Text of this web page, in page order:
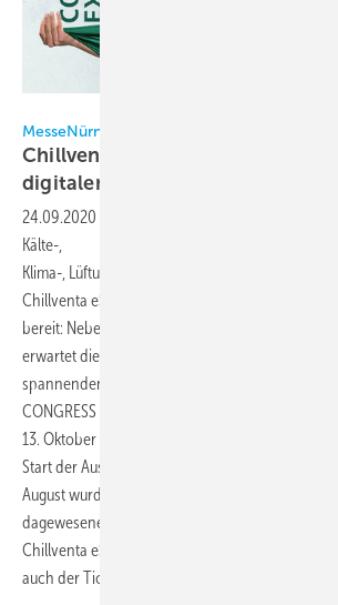
MesseNürnberg
Chillventa eSpecial: Willkommen
digitalen
24.09.2020
Kälte-,
Klima-, Lüftungs- und Wärmepumpen Community
Chillventa eSpecial. Das virtuelle Event hält
bereit: Neben den Firmenprofilen und
erwartet die Teilnehmer ein hochkarätiges
spannenden aktuellen Branchenthemen. Auch
CONGRESS am
13. Oktober findet in diesem Jahr virtuell statt.
Start der Ausstelleranmeldung für das Chillventa
August wurde klar: Der Bedarf der Branche, sich
dagewesenen Zeiten zu vernetzen und
Chillventa eSpecial bietet diese Plattform. Seit
auch der Ticketshop für interessierte Besucher